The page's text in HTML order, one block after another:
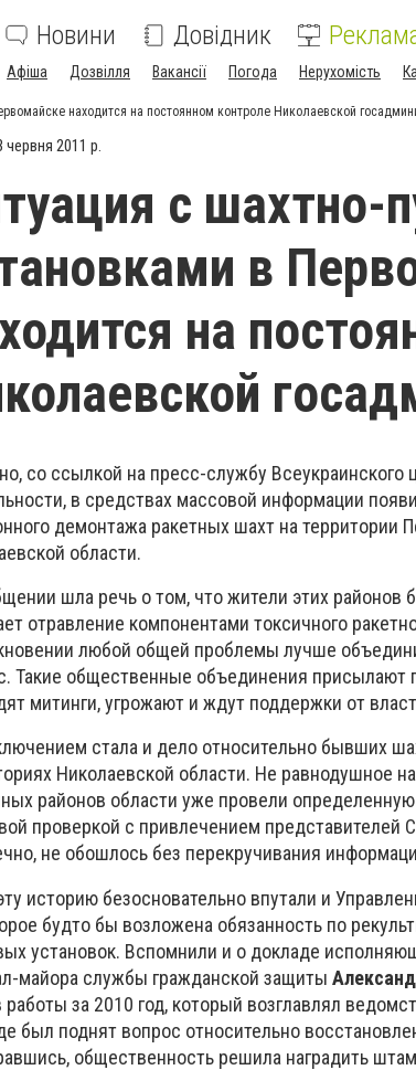
Новини Довідник
Афіша Дозвілля Вакансії Погода Нерухомість
находится на постоянном контроле Николаевской
червня 2011 р.
с шахтно-
в
на
со ссылкой на пресс-службу Всеукраинского
в средствах массовой информации
демонтажа ракетных шахт на территории
области.
шла речь о том, что жители этих районов
отравление компонентами токсичного
любой общей проблемы лучше
Такие общественные объединения присылают
митинги, угрожают и ждут поддержки от
стала и дело относительно бывших
Николаевской области. Не равнодушное
районов области уже провели
проверкой с привлечением представителей
не обошлось без перекручивания
историю безосновательно впутали и
будто бы возложена обязанность по
установок. Вспомнили и о докладе
майора службы гражданской защиты
работы за 2010 год, который возглавлял
был поднят вопрос относительно
общественность решила наградить